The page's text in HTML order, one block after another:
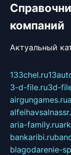
компаний
Актуальный
133chel.ru
3-d-file.ru3d-
airgungames.ru
aria-family.ru
bankaribi.ru
blagodarenie-